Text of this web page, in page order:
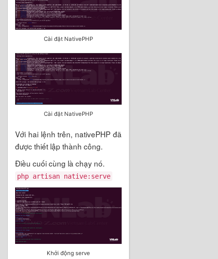
Cài đặt NativePHP
Cài đặt NativePHP
Với hai lệnh trên, nativePHP đã
được thiết lập thành công.
Điều cuối cùng là chạy nó.
php artisan native:serve
Khởi động serve